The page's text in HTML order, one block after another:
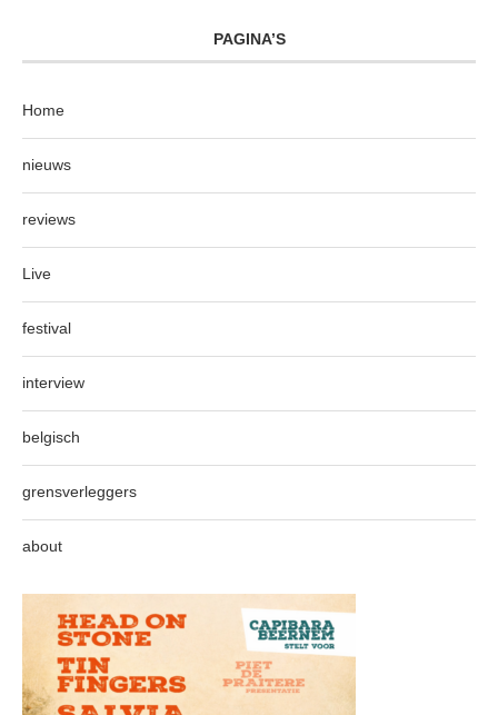
PAGINA’S
Home
nieuws
reviews
Live
festival
interview
belgisch
grensverleggers
about